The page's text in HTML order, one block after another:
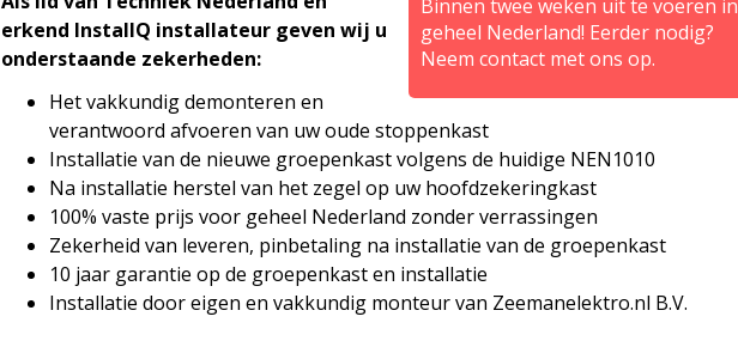
Binnen twee weken uit te voeren in
geheel Nederland! Eerder nodig?
Neem contact met ons op.
erkend InstallQ installateur geven wij u
onderstaande zekerheden:
Het vakkundig demonteren en
verantwoord afvoeren van uw oude stoppenkast
Installatie van de nieuwe groepenkast volgens de huidige NEN1010
Na installatie herstel van het zegel op uw hoofdzekeringkast
100% vaste prijs voor geheel Nederland zonder verrassingen
Zekerheid van leveren, pinbetaling na installatie van de groepenkast
10 jaar garantie op de groepenkast en installatie
Installatie door eigen en vakkundig monteur van Zeemanelektro.nl B.V.